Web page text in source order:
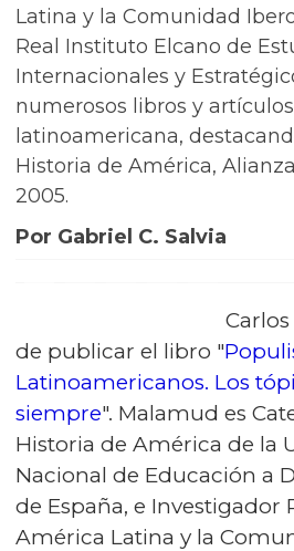
Latina y la Comunidad
Real Instituto Elcano de
Internacionales y
numerosos libros y
latinoamericana,
Historia de América,
2005.
Por Gabriel C. Salvia
de publicar el libro "
Latinoamericanos. Los
siempre". Malamud es
Historia de América de la
Nacional de Educación a
de España, e Investigador
América Latina y la